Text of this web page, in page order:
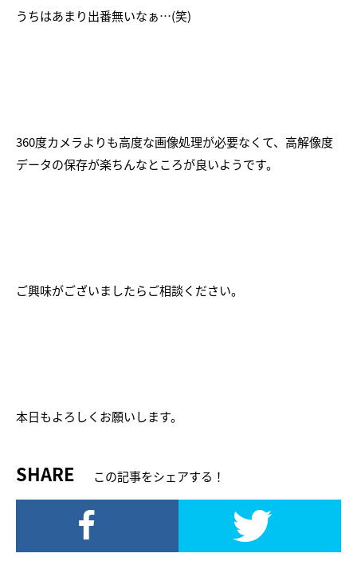
うちはあまり出番無いなぁ…(笑)
360度カメラよりも高度な画像処理が必要なくて、高解像度
データの保存が楽ちんなところが良いようです。
ご興味がございましたらご相談ください。
本日もよろしくお願いします。
SHARE この記事をシェアする！